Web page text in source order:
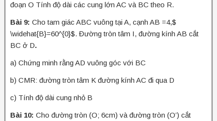
đoạn O Tính độ dài các cung lớn AC và BC theo R.
Bài 9: Cho tam giác ABC vuông tại A, cạnh AB =4,$
\widehat{B}=60^{0}$. Đường tròn tâm I, đường kính AB cắt
BC ở D.
a) Chứng minh rằng AD vuông góc với BC
b) CMR: đường tròn tâm K đường kính AC đi qua D
c) Tính độ dài cung nhỏ B
Bài 10: Cho đường tròn (O; 6cm) và đường tròn (O’) cắt